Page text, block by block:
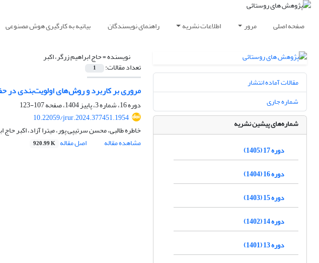
صفحه اصلی مرور اطلاعات نشریه راهنمای نویسندگان بیانیه به کارگیری هوش مصنوعی
نویسنده =حاج ابراهیم زرگر، اکبر
تعداد مقالات: 1
مروری بر کاربرد و روش‌های اولویت‌بندی در
دوره 16، شماره 3، پاییز 1404، صفحه
107-123
10.22059/jrur.2024.377451.1954
خاطره طالبی، محسن سرتیپی پور، میترا آزاد، اکبر حاج
مشاهده مقاله
اصل مقاله 920.99 K
مقالات آماده انتشار
شماره جاری
شماره‌های پیشین نشریه
دوره 17 (1405)
دوره 16 (1404)
دوره 15 (1403)
دوره 14 (1402)
دوره 13 (1401)